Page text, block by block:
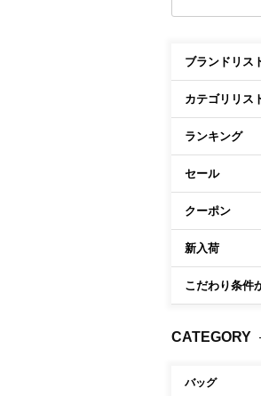
こだわり条件から探す
ブランドリス
カテゴリリス
ランキング
セール
クーポン
新入荷
こだわり条件
CATEGORY
バッグ